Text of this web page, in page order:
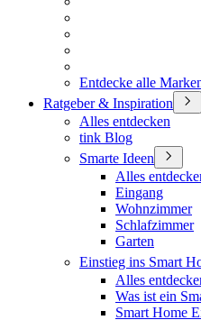
Entdecke alle
Ratgeber & Inspiration
Alles entdecken
tink Blog
Smarte Ideen
Alles
Eingang
Wohnzimmer
Schlafzimmer
Garten
Einstieg ins Smart
Alles
Was ist ein
Smart Home